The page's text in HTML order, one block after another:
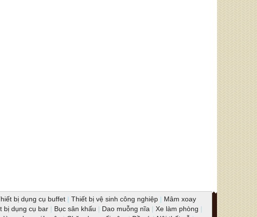
bị dụng cụ buffet | Thiết bị vệ sinh công nghiệp | Mâm xoay
bị dụng cụ bar | Bục sân khấu | Dao muỗng nĩa | Xe làm phòng |